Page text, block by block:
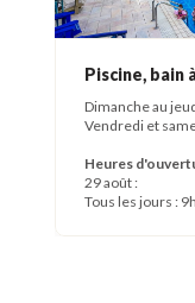
Piscine, bain
Dimanche au
Vendredi et
Heures
29 août :
Tous les jours :